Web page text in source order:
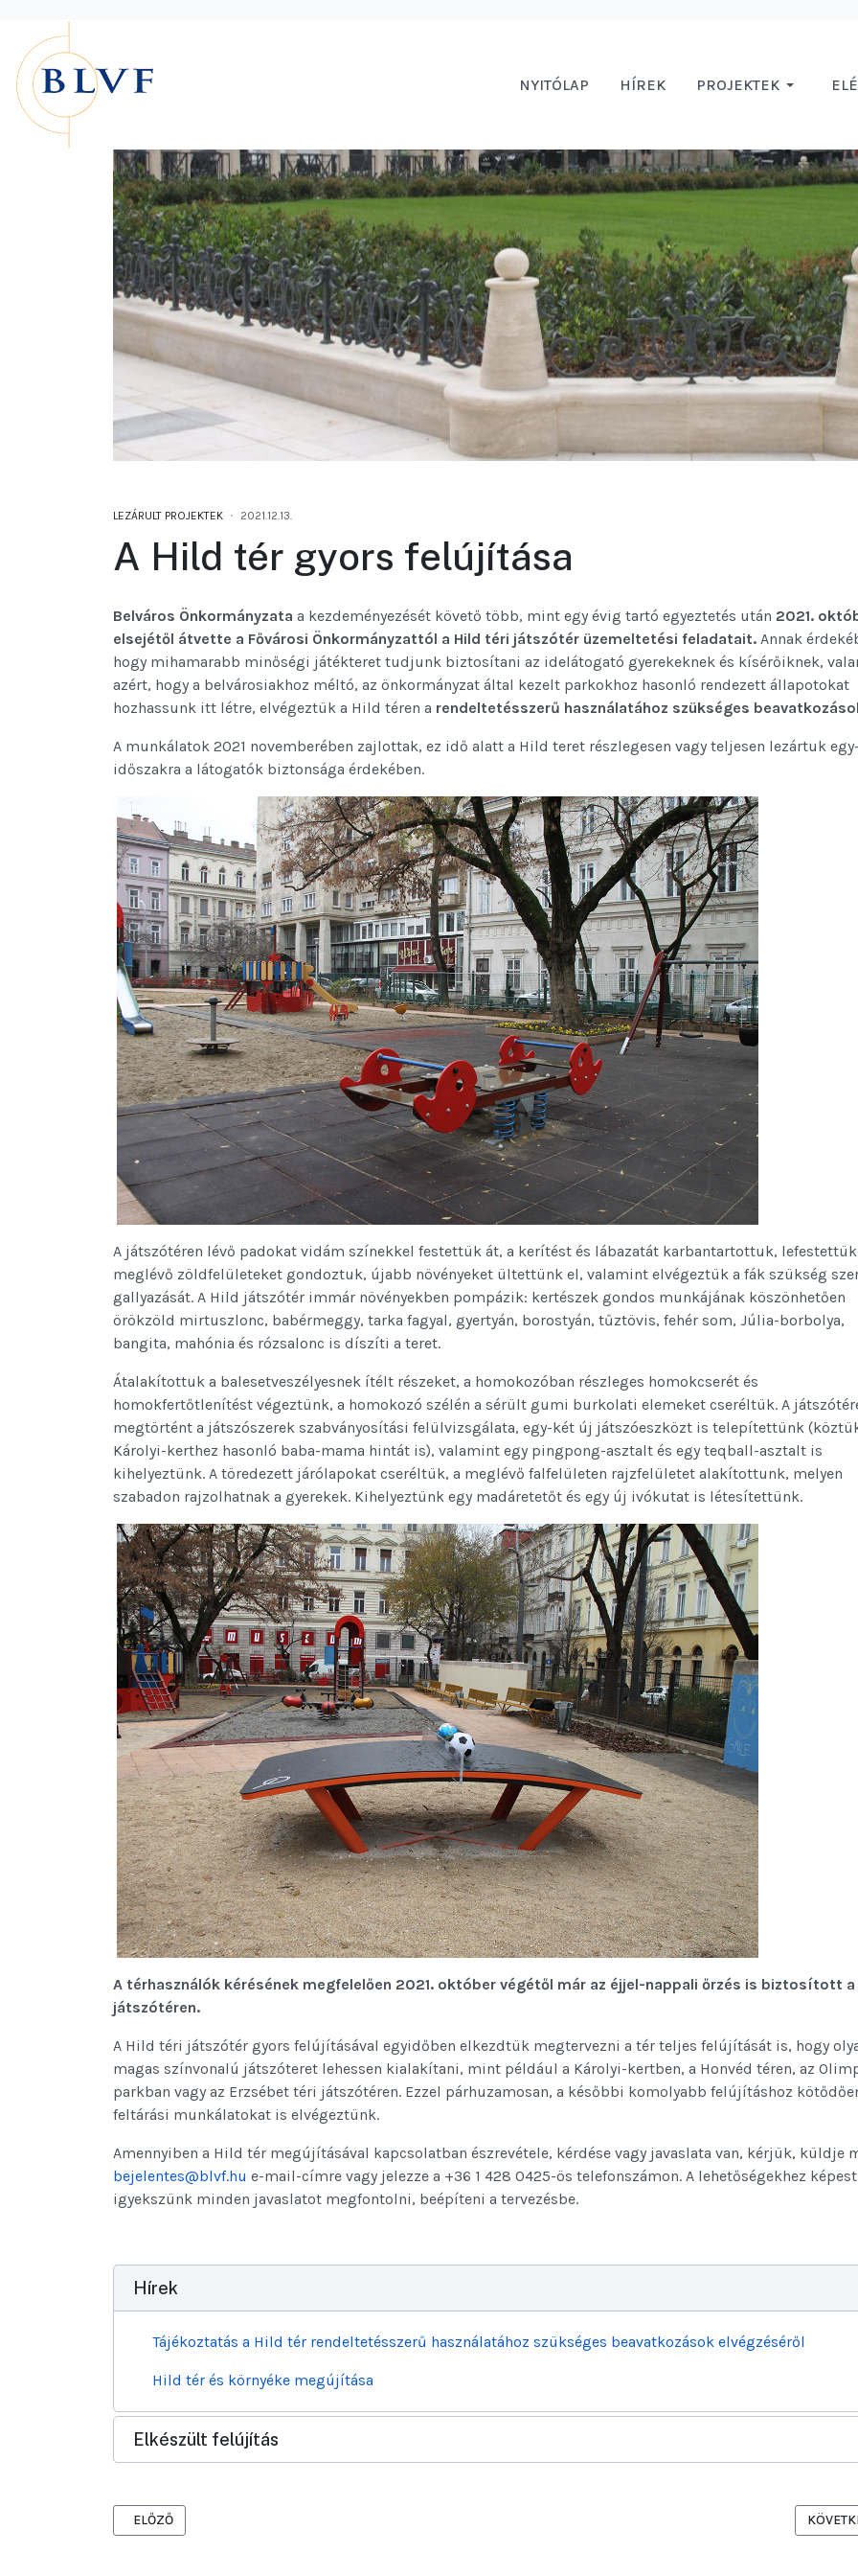
NYITÓLAP HÍREK PROJEKTEK
LEZÁRULT PROJEKTEK 2021.12.13.
A Hild tér gyors felújítása
Belváros Önkormányzata a kezdeményezését követő több, mint egy évig tartó egyeztetés után 2021.
elsejétől átvette a Fővárosi Önkormányzattól a Hild téri játszótér üzemeltetési feladatait. Annak
hogy mihamarabb minőségi játékteret tudjunk biztosítani az idelátogató gyerekeknek és kísérőiknek,
azért, hogy a belvárosiakhoz méltó, az önkormányzat által kezelt parkokhoz hasonló rendezett állapotokat
hozhassunk itt létre, elvégeztük a Hild téren a rendeltetésszerű használatához szükséges
A munkálatok 2021 novemberében zajlottak, ez idő alatt a Hild teret részlegesen vagy teljesen lezártuk
időszakra a látogatók biztonsága érdekében.
A játszótéren lévő padokat vidám színekkel festettük át, a kerítést és lábazatát karbantartottuk,
meglévő zöldfelületeket gondoztuk, újabb növényeket ültettünk el, valamint elvégeztük a fák szükség
gallyazását. A Hild játszótér immár növényekben pompázik: kertészek gondos munkájának köszönhetően
örökzöld mirtuszlonc, babérmeggy, tarka fagyal, gyertyán, borostyán, tűztövis, fehér som, Júlia-borbolya,
bangita, mahónia és rózsalonc is díszíti a teret.
Átalakítottuk a balesetveszélyesnek ítélt részeket, a homokozóban részleges homokcserét és
homokfertőtlenítést végeztünk, a homokozó szélén a sérült gumi burkolati elemeket cseréltük. A
megtörtént a játszószerek szabványosítási felülvizsgálata, egy-két új játszóeszközt is telepítettünk
Károlyi-kerthez hasonló baba-mama hintát is), valamint egy pingpong-asztalt és egy teqball-asztalt is
kihelyeztünk. A töredezett járólapokat cseréltük, a meglévő falfelületen rajzfelületet alakítottunk, melyen
szabadon rajzolhatnak a gyerekek. Kihelyeztünk egy madáretetőt és egy új ivókutat is létesítettünk.
A térhasználók kérésének megfelelően 2021. október végétől már az éjjel-nappali őrzés is biztosított a
játszótéren.
A Hild téri játszótér gyors felújításával egyidőben elkezdtük megtervezni a tér teljes felújítását is, hogy
magas színvonalú játszóteret lehessen kialakítani, mint például a Károlyi-kertben, a Honvéd téren, az
parkban vagy az Erzsébet téri játszótéren. Ezzel párhuzamosan, a későbbi komolyabb felújításhoz
feltárási munkálatokat is elvégeztünk.
Amennyiben a Hild tér megújításával kapcsolatban észrevétele, kérdése vagy javaslata van, kérjük, küldje
bejelentes@blvf.hu e-mail-címre vagy jelezze a +36 1 428 0425-ös telefonszámon. A lehetőségekhez képest
igyekszünk minden javaslatot megfontolni, beépíteni a tervezésbe.
Hírek
Tájékoztatás a Hild tér rendeltetésszerű használatához szükséges beavatkozások elvégzéséről
Hild tér és környéke megújítása
Elkészült felújítás
ELŐZŐ CIKK: FUTÓPÁLYA-ÉPÍTÉS AZ OLIMPIA PARK KÖRÜL
ELŐZŐ